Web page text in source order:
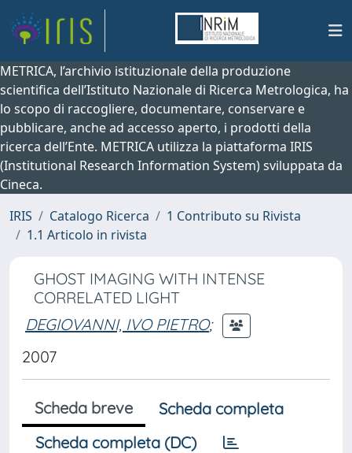
METRICA, l’archivio istituzionale della produzione
scientifica dell’Istituto Nazionale di Ricerca Metrologica, ha
lo scopo di raccogliere, documentare, conservare e
pubblicare, anche ad accesso aperto, i prodotti della
ricerca dell’Ente. METRICA utilizza la piattaforma IRIS
(Institutional Research Information System) sviluppata da
Cineca.
IRIS
Catalogo Ricerca
1 Contributo su Rivista
1.1 Articolo in rivista
GHOST IMAGING WITH INTENSE
CORRELATED LIGHT
DEGIOVANNI, IVO PIETRO;
2007
Scheda breve
Scheda completa
Scheda completa (DC)